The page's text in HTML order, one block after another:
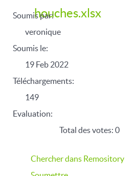
houches.xlsx
Soumis par:
veronique
Soumis le:
19 Feb 2022
Téléchargements:
149
Evaluation:
Total des votes: 0
Chercher dans Remository